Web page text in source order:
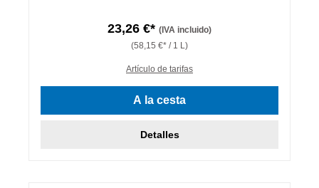
23,26 €* (IVA incluido)
(58,15 €* / 1 L)
Artículo de tarifas
A la cesta
Detalles